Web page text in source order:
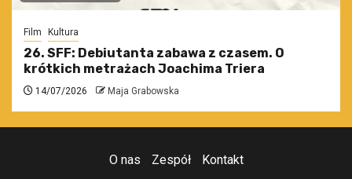
Film Kultura
26. SFF: Debiutanta zabawa z czasem. O
krótkich metrażach Joachima Triera
14/07/2026 Maja Grabowska
O nas Zespół Kontakt